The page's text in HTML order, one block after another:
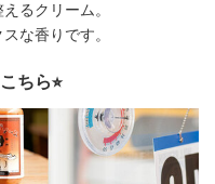
るクリーム。
な香りです。
ちら⭐︎